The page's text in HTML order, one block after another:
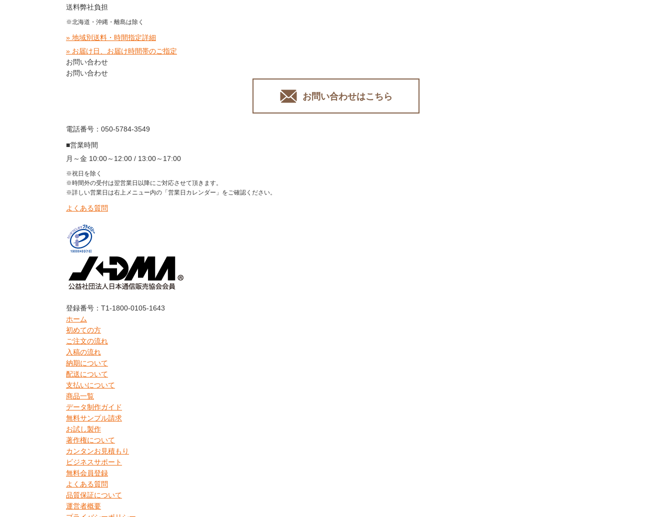
送料弊社負担
※北海道・沖縄・離島は除く
» 地域別送料・時間指定詳細
» お届け日、お届け時間帯のご指定
お問い合わせ
お問い合わせ
お問い合わせはこちら
電話番号：050-5784-3549
■営業時間
月～金 10:00～12:00 / 13:00～17:00
※祝日を除く
※時間外の受付は翌営業日以降にご対応させて頂きます。
※詳しい営業日は右上メニュー内の「営業日カレンダー」をご確認ください。
よくある質問
登録番号：T1-1800-0105-1643
ホーム
初めての方
ご注文の流れ
入稿の流れ
納期について
配送について
支払いについて
商品一覧
データ制作ガイド
無料サンプル請求
お試し製作
著作権について
カンタンお見積もり
ビジネスサポート
無料会員登録
よくある質問
品質保証について
運営者概要